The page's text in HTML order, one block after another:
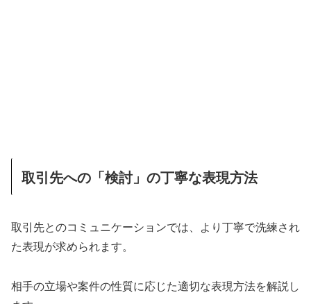
取引先への「検討」の丁寧な表現方法
取引先とのコミュニケーションでは、より丁寧で洗練され
た表現が求められます。
相手の立場や案件の性質に応じた適切な表現方法を解説し